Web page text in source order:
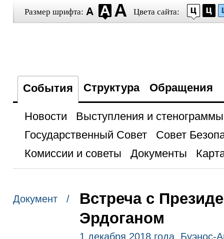
Размер шрифта: Цвета сайта:
События Структура Обращения
Новости
Выступления и стенограммы
Государственный Совет
Совет
Комиссии и советы
Документы
Документ /
Встреча с
Эрдоганом
1 декабря 2018 года, Буэнос-